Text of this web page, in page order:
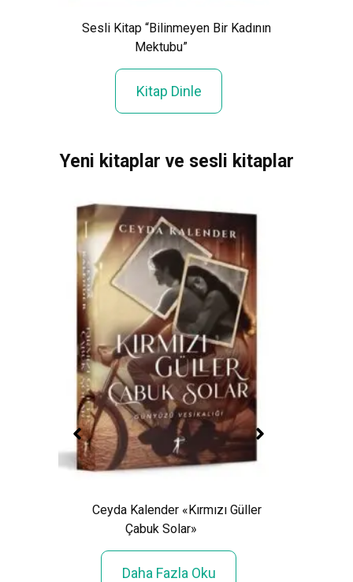
Sesli Kitap “Bilinmeyen Bir Kadının
Mektubu”
Kitap Dinle
Yeni kitaplar ve sesli kitaplar
Ceyda Kalender «Kırmızı Güller
Çabuk Solar»
Daha Fazla Oku